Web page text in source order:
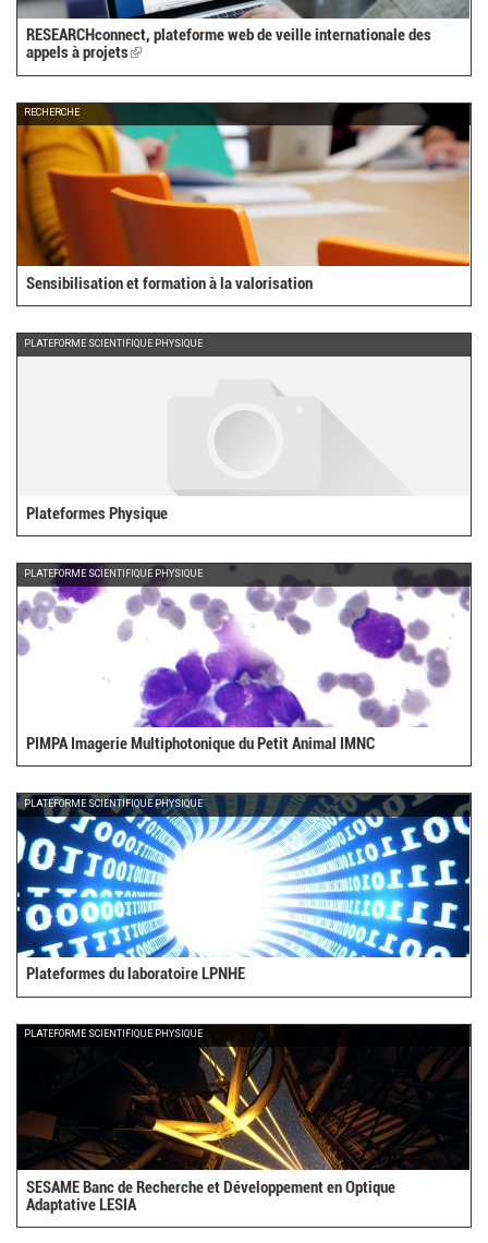
RESEARCHconnect, plateforme web de veille internationale des
appels à projets(link
RECHERCHE
Sensibilisation et formation à la valorisation
PLATEFORME SCIENTIFIQUE PHYSIQUE
Plateformes Physique
PLATEFORME SCIENTIFIQUE PHYSIQUE
PIMPA Imagerie Multiphotonique du Petit Animal IMNC
PLATEFORME SCIENTIFIQUE PHYSIQUE
Plateformes du laboratoire LPNHE
PLATEFORME SCIENTIFIQUE PHYSIQUE
SESAME Banc de Recherche et Développement en Optique
Adaptative LESIA